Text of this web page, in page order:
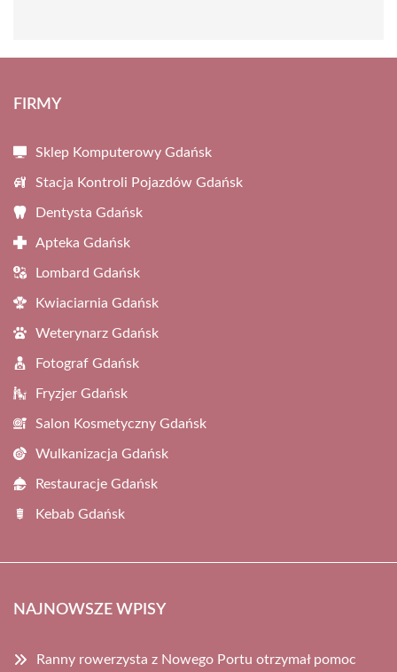
FIRMY
Sklep Komputerowy Gdańsk
Stacja Kontroli Pojazdów Gdańsk
Dentysta Gdańsk
Apteka Gdańsk
Lombard Gdańsk
Kwiaciarnia Gdańsk
Weterynarz Gdańsk
Fotograf Gdańsk
Fryzjer Gdańsk
Salon Kosmetyczny Gdańsk
Wulkanizacja Gdańsk
Restauracje Gdańsk
Kebab Gdańsk
NAJNOWSZE WPISY
Ranny rowerzysta z Nowego Portu otrzymał pomoc